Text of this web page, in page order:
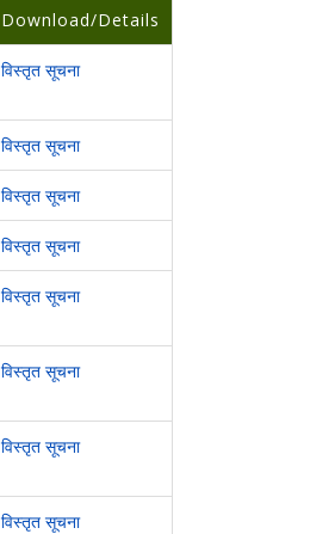
Download/Details
विस्तृत सूचना
विस्तृत सूचना
विस्तृत सूचना
विस्तृत सूचना
विस्तृत सूचना
विस्तृत सूचना
विस्तृत सूचना
विस्तृत सूचना